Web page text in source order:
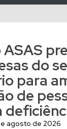
do
para
de
agosto de 2026